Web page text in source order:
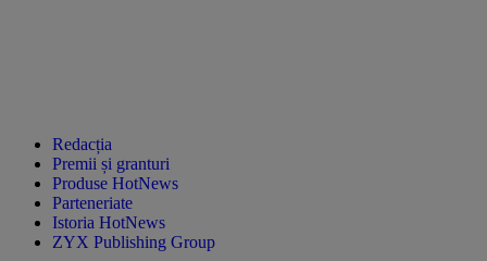
Redacția
Premii și granturi
Produse HotNews
Parteneriate
Istoria HotNews
ZYX Publishing Group